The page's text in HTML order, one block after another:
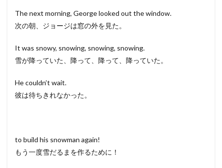
The next morning, George looked out the window.
次の朝、ジョージは窓の外を見た。
It was snowy, snowing, snowing, snowing.
雪が降っていた、降って、降って、降っていた。
He couldn’t wait.
彼は待ちきれなかった。
to build his snowman again!
もう一度雪だるまを作るために！